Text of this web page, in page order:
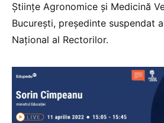
Științe Agronomice și Medicină
București, președinte suspendat
Național al Rectorilor.